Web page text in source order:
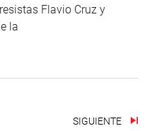
Flavio Cruz y
la
SIGUIENTE